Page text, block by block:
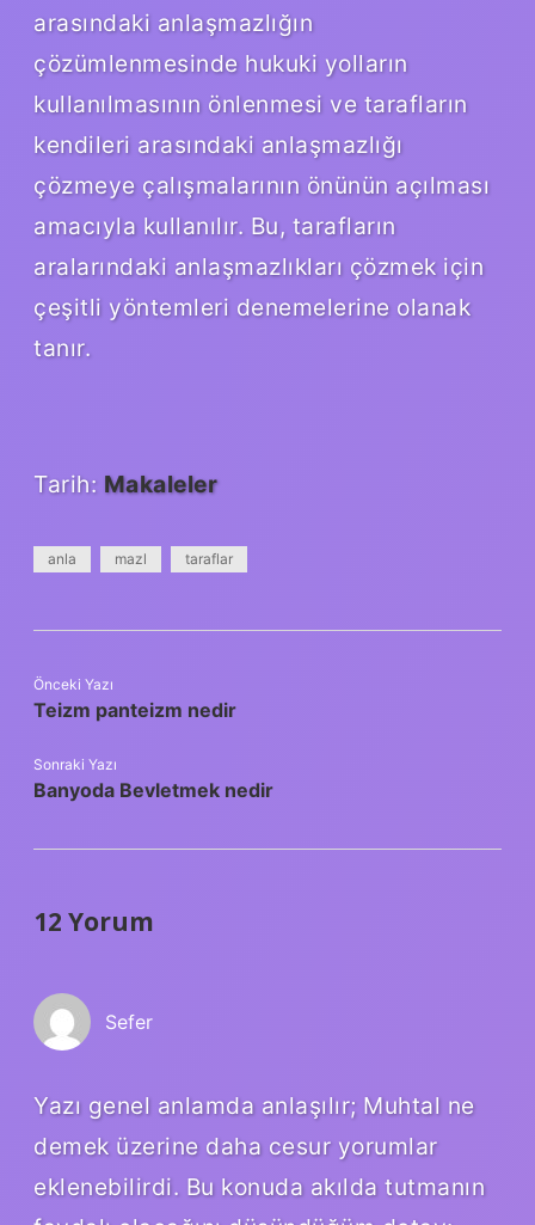
arasındaki anlaşmazlığın
çözümlenmesinde hukuki yolların
kullanılmasının önlenmesi ve tarafların
kendileri arasındaki anlaşmazlığı
çözmeye çalışmalarının önünün açılması
amacıyla kullanılır. Bu, tarafların
aralarındaki anlaşmazlıkları çözmek için
çeşitli yöntemleri denemelerine olanak
tanır.
Tarih: Makaleler
anla mazl taraflar
Önceki Yazı
Teizm panteizm nedir
Sonraki Yazı
Banyoda Bevletmek nedir
12 Yorum
Sefer
Yazı genel anlamda anlaşılır; Muhtal ne
demek üzerine daha cesur yorumlar
eklenebilirdi. Bu konuda akılda tutmanın